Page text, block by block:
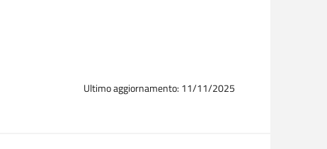
Ultimo aggiornamento: 11/11/2025